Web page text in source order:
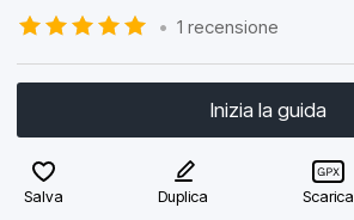
• 1 recensione
Inizia la guida
Salva Duplica Scarica